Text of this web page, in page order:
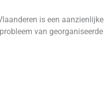
is een
van